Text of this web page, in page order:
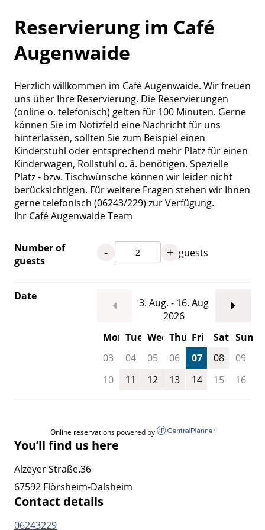
Reservierung im Café
Augenwaide
Herzlich willkommen im Café Augenwaide. Wir freuen
uns über Ihre Reservierung. Die Reservierungen
(online o. telefonisch) gelten für 100 Minuten. Gerne
können Sie im Notizfeld eine Nachricht für uns
hinterlassen, sollten Sie zum Beispiel einen
Kinderstuhl oder entsprechend mehr Platz für einen
Kinderwagen, Rollstuhl o. ä. benötigen. Spezielle
Platz - bzw. Tischwünsche können wir leider nicht
berücksichtigen. Für weitere Fragen stehen wir Ihnen
gerne telefonisch (06243/229) zur Verfügung.
Ihr Café Augenwaide Team
Number of
guests
- + guests
Date
3. Aug. - 16. Aug
2026
Mon Tue Wed Thu Fri Sat Sun
03
04 05 06 07 08
09
10
11 12 13 14 15 16
Online reservations powered by
You’ll find us here
Alzeyer Straße.36
67592 Flörsheim-Dalsheim
Contact details
06243229